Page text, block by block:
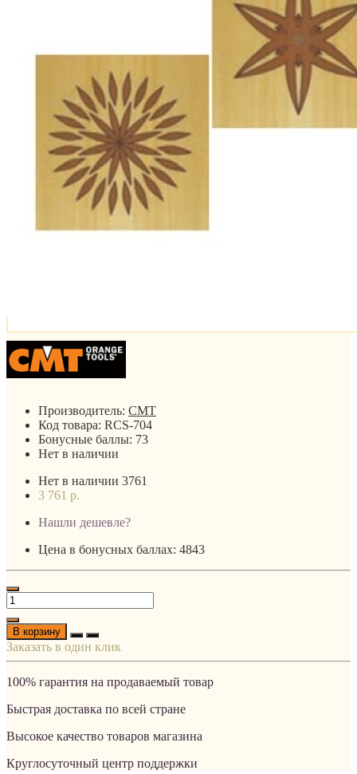
Производитель: CMT
Код товара: RCS-704
Бонусные баллы: 73
Нет в наличии
Нет в наличии 3761
3 761 р.
Нашли дешевле?
Цена в бонусных баллах: 4843
В корзину
Заказать в один клик
100% гарантия на продаваемый товар
Быстрая доставка по всей стране
Высокое качество товаров магазина
Круглосуточный центр поддержки